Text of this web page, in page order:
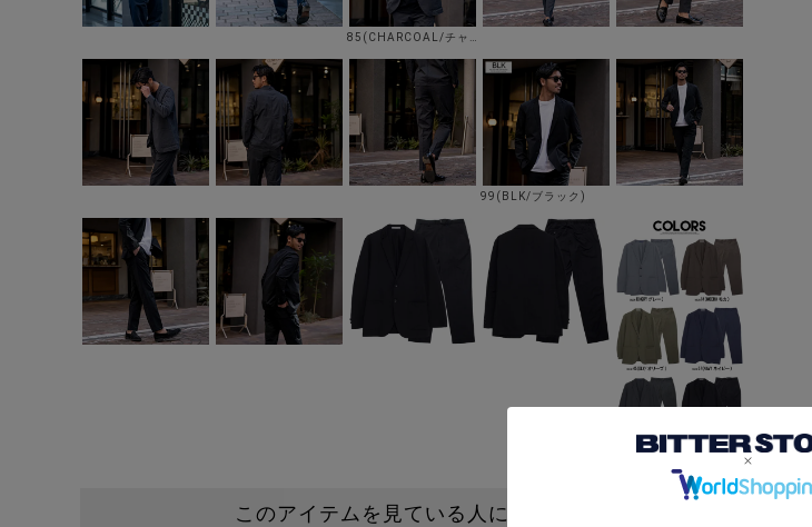
99(BLK/ブラック)
このアイテムを見ている人におすすめ